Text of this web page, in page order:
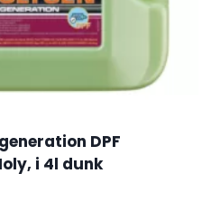
DPF
i 4l dunk